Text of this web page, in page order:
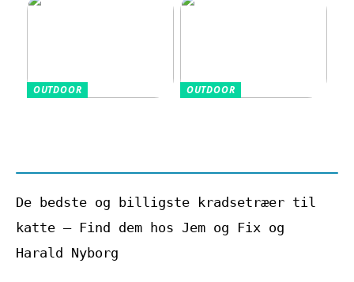
OUTDOOR OUTDOOR
De bedste og billigste kradsetræer til
katte – Find dem hos Jem og Fix og
Harald Nyborg